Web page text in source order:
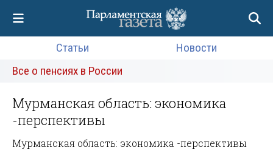
Статьи
Новости
Все о пенсиях в России
Мурманская область: экономика
-перспективы
Мурманская область: экономика -перспективы